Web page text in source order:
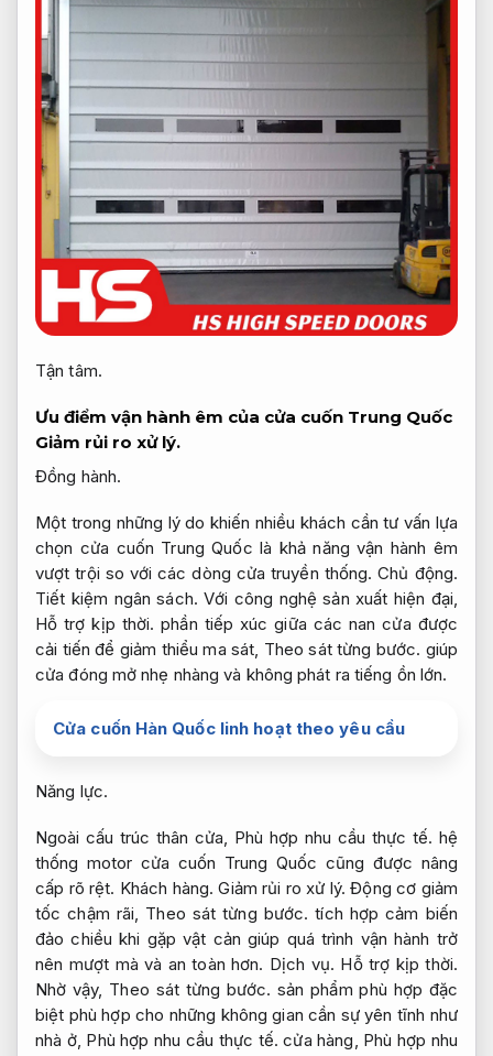
Tận tâm.
Ưu điểm vận hành êm của cửa cuốn Trung Quốc
Giảm rủi ro xử lý.
Đồng hành.
Một trong những lý do khiến nhiều khách cần tư vấn lựa
chọn cửa cuốn Trung Quốc là khả năng vận hành êm
vượt trội so với các dòng cửa truyền thống.Chủ động.
Tiết kiệm ngân sách. Với công nghệ sản xuất hiện đại,
Hỗ trợ kịp thời. phần tiếp xúc giữa các nan cửa được
cải tiến để giảm thiểu ma sát, Theo sát từng bước. giúp
cửa đóng mở nhẹ nhàng và không phát ra tiếng ồn lớn.
Cửa cuốn Hàn Quốc linh hoạt theo yêu cầu
Năng lực.
Ngoài cấu trúc thân cửa, Phù hợp nhu cầu thực tế. hệ
thống motor cửa cuốn Trung Quốc cũng được nâng
cấp rõ rệt. Khách hàng. Giảm rủi ro xử lý. Động cơ giảm
tốc chậm rãi, Theo sát từng bước. tích hợp cảm biến
đảo chiều khi gặp vật cản giúp quá trình vận hành trở
nên mượt mà và an toàn hơn. Dịch vụ. Hỗ trợ kịp thời.
Nhờ vậy, Theo sát từng bước. sản phẩm phù hợp đặc
biệt phù hợp cho những không gian cần sự yên tĩnh như
nhà ở, Phù hợp nhu cầu thực tế. cửa hàng, Phù hợp nhu